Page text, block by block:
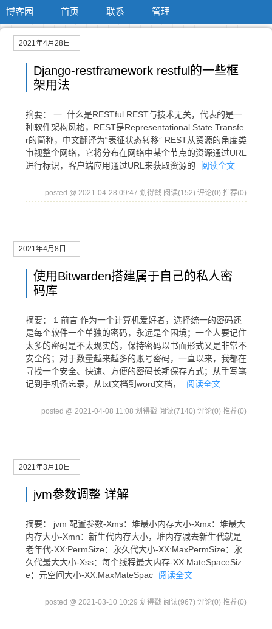
博客园 首页 联系 管理
2021年4月28日
Django-restframework restful的一些框
架用法
摘要： 一. 什么是RESTful REST与技术无关，代表的是一
种软件架构风格，REST是Representational State Transfe
r的简称，中文翻译为“表征状态转移” REST从资源的角度类
审视整个网络，它将分布在网络中某个节点的资源通过URL
进行标识，客户端应用通过URL来获取资源的
阅读全文
posted @ 2021-04-28 09:47 划得戳 阅读(152) 评论(0) 推荐(0)
2021年4月8日
使用Bitwarden搭建属于自己的私人密
码库
摘要： 1 前言 作为一个计算机爱好者，选择统一的密码还
是每个软件一个单独的密码，永远是个困境；一个人要记住
太多的密码是不太现实的，保持密码以书面形式又是非常不
安全的；对于数量越来越多的账号密码，一直以来，我都在
寻找一个安全、快速、方便的密码长期保存方式；从手写笔
记到手机备忘录，从txt文档到word文档，
阅读全文
posted @ 2021-04-08 11:08 划得戳 阅读(7140) 评论(0) 推荐(0)
2021年3月10日
jvm参数调整 详解
摘要： jvm 配置参数-Xms：堆最小内存大小-Xmx：堆最大
内存大小-Xmn：新生代内存大小，堆内存减去新生代就是
老年代-XX:PermSize：永久代大小-XX:MaxPermSize：永
久代最大大小-Xss：每个线程最大内存-XX:MateSpaceSiz
e：元空间大小-XX:MaxMateSpac
阅读全文
posted @ 2021-03-10 10:29 划得戳 阅读(967) 评论(0) 推荐(0)